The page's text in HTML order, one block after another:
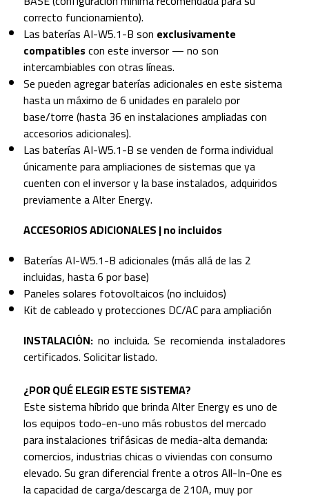
correcto funcionamiento).
Las baterías AI-W5.1-B son exclusivamente
compatiblescon este inversor — no son
intercambiables con otras líneas.
Se pueden agregar baterías adicionales en este sistema
hasta un máximo de 6 unidades en paralelo por
base/torre (hasta 36 en instalaciones ampliadas con
accesorios adicionales).
Las baterías AI-W5.1-B se venden de forma individual
únicamente para ampliaciones de sistemas que ya
cuenten con el inversor y la base instalados, adquiridos
previamente a Alter Energy.
ACCESORIOS ADICIONALES | no incluidos
Baterías AI-W5.1-B adicionales (más allá de las 2
incluidas, hasta 6 por base)
Paneles solares fotovoltaicos (no incluidos)
Kit de cableado y protecciones DC/AC para ampliación
INSTALACIÓN:no incluida. Se recomienda instaladores
certificados. Solicitar listado.
¿POR QUÉ ELEGIR ESTE SISTEMA?
Este sistema híbrido que brinda Alter Energy es uno de
los equipos todo-en-uno más robustos del mercado
para instalaciones trifásicas de media-alta demanda:
comercios, industrias chicas o viviendas con consumo
elevado. Su gran diferencial frente a otros All-In-One es
la capacidad de carga/descarga de 210A, muy por